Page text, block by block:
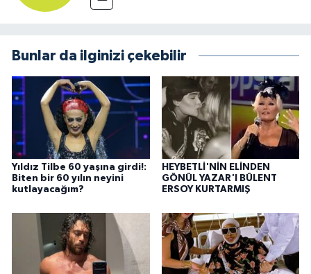
Bunlar da ilginizi çekebilir
Yıldız Tilbe 60 yaşına girdi!:
Biten bir 60 yılın neyini
kutlayacağım?
HEYBETLİ'NİN ELİNDEN
GÖNÜL YAZAR'I BÜLENT
ERSOY KURTARMIŞ